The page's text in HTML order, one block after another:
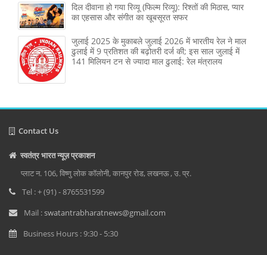
दिल दीवाना हो गया रिव्यू (फिल्म रिव्यू): रिश्तों की मिठास, प्यार
का एहसास और संगीत का खूबसूरत सफर
जुलाई 2025 के मुकाबले जुलाई 2026 में भारतीय रेल ने माल
ढुलाई में 9 प्रतिशत की बढ़ोतरी दर्ज की; इस साल जुलाई में
141 मिलियन टन से ज्‍यादा माल ढुलाई: रेल मंत्रालय
Contact Us
स्वतंत्र भारत न्यूज़ प्रकाशन
प्लाट न. 106, विष्णु लोक कॉलोनी, कानपुर रोड, लखनऊ , उ. प्र.
Tel : + (91) - 8765531599
Mail :swatantrabharatnews@gmail.com
Business Hours : 9:30 - 5:30